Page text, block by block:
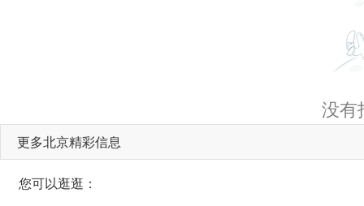
没有
更多北京精彩信息
您可以逛逛：